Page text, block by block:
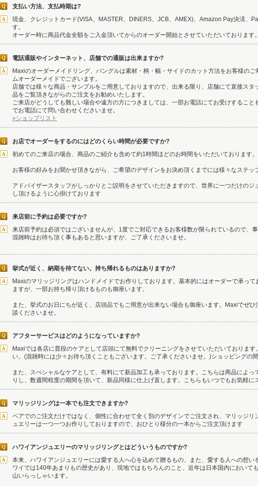
支払い方法、支払時期は?
現金、クレジットカード(VISA、MASTER、DINERS、JCB、AMEX)、Amazon Pay決済、
す。
オーダー時に商品代金全額をご入金頂いてからのオーダー開始とさせていただいております。
電話通販やインターネット、店舗での通販は出来ますか?
Maxiのオーダーメイドリング、バングルは素材・柄・幅・サイドのカット方法をお客様の
ムオーダーメイドでございます。
店舗では様々な商品・サンプルをご用意しておりますので、出来る限り、店舗にて直接ス
品をご覧頂きながらのご注文をお勧めいたします。
ご来店がどうしても難しい場合や遠方の方につきましては、一部お電話にてお受けするこ
でお電話にて問い合わせくださいませ。
»ショップリスト
お店でオーダーをするのにはどのくらい時間が必要ですか?
初めてのご来店の場合、商品のご紹介も含めて約1時間ほどのお時間をいただいております。
お客様の好みをお聞かせ頂きながら、ご希望のデザインをお決め頂くまでには様々なステッ
アドバイザースタッフがしっかりとご説明をさせていただきますので、世界に一つだけの
し頂けるように心掛けております
来店前に予約は必要ですか?
来店前予約は必須ではございませんが、1度でご対応できるお客様数が限られているので、
混雑時はお待ち頂く事もあると思いますが、ご了承くださいませ。
挙式が近く、納期を待てない。持ち帰れるものはありますか?
Maxiのマリッジリングはハンドメイドでお作りしております。基本的にはオーダーで承っ
ますが、一部お持ち帰り頂けるものも御座います。
また、挙式のお日にちが近く、店頭品でもご用意が出来ない場合も御座います。Maxiでぜ
談くださいませ。
アフターサービスはどのようになっていますか?
Maxiでは各店に普段のケアとして店頭にて無料でクリーニングをさせていただいておりま
い。(混雑時には少々お待ち頂くこともございます。ご了承くださいませ。)ショッピングの
また、スぺシャルなケアとして、有料にて新品加工も承っております。こちらは商品によ
りし、数週間程度の期間を頂いて、新品同様に仕上げ直します。こちらもいつでもお気軽に
マリッジリングは一本でも注文できますか?
ペアでのご注文だけではなく、個性に合わせて全く別のデザインでご注文され、マリッジ
ュエリーは一つ一つお作りしておりますので、おひとり様分の一本からご注文頂けます
ハワイアンジュエリーのマリッジリングとはどういうものですか?
本来、ハワイアンジュエリーには愛する人へ心を込めて贈るもの、また、愛する人への想
ワイでは140年あまりもの歴史があり、現地ではもちろんのこと、近年は日本国内において
山いらっしゃいます。